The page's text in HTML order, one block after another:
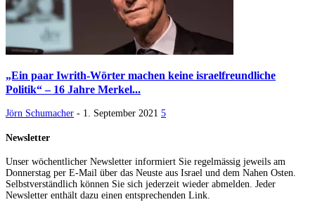
„Ein paar Iwrith-Wörter machen keine israelfreundliche
Politik“ – 16 Jahre Merkel...
Jörn Schumacher - 1. September 2021 5
Newsletter
Unser wöchentlicher Newsletter informiert Sie regelmässig jeweils am
Donnerstag per E-Mail über das Neuste aus Israel und dem Nahen Osten.
Selbstverständlich können Sie sich jederzeit wieder abmelden. Jeder
Newsletter enthält dazu einen entsprechenden Link.